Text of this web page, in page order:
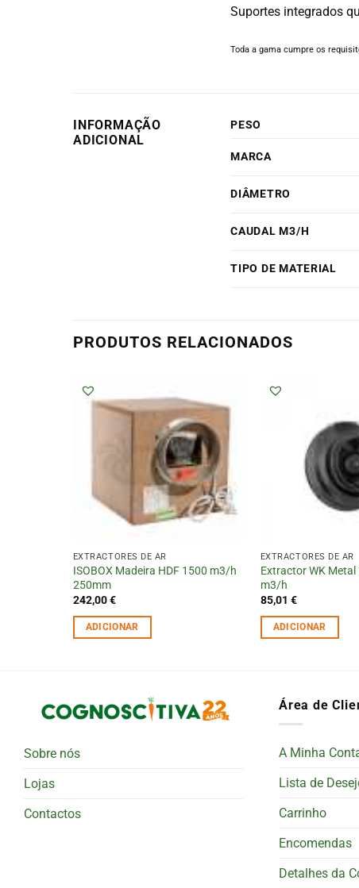
Suportes integrados
Toda a gama cumpre os
INFORMAÇÃO
ADICIONAL
PESO
MARCA
DIÂMETRO
CAUDAL M3/H
TIPO DE MATERIAL
PRODUTOS RELACIONADOS
EXTRACTORES DE AR
ISOBOX Madeira HDF 1500 m3/h
250mm
242,00€
ADICIONAR
EXTRACTORES DE AR
Extractor WK
m3/h
85,01 €
ADICIONAR
Sobre nós
Lojas
Contactos
Área de
A Minha
Lista de
Carrinho
Encomendas
Detalhes da